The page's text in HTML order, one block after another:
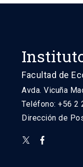
Facultad de
Avda. Vicuña
Teléfono: +56 2
Dirección de